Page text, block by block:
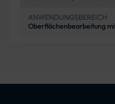
ANWENDUNGSBEREICH
Oberflächenbearbeitung